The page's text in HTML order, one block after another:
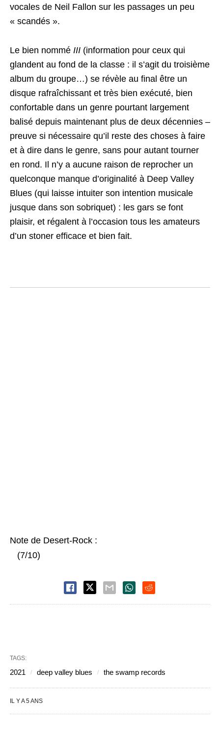
vocales de Neil Fallon sur les passages un peu
« scandés ».
Le bien nommé III (information pour ceux qui
glandent au fond de la classe : il s’agit du troisième
album du groupe…) se révèle au final être un
disque rafraîchissant et très bien exécuté, bien
confortable dans un genre pourtant largement
balisé depuis maintenant plus de deux décennies –
preuve si nécessaire qu’il reste des choses à faire
et à dire dans le genre, sans pour autant tourner
en rond. Il n’y a aucune raison de reprocher un
quelconque manque d’originalité à Deep Valley
Blues (qui laisse intuiter son intention musicale
jusque dans son sobriquet) : les gars se font
plaisir, et régalent à l’occasion tous les amateurs
d’un stoner efficace et bien fait.
Note de Desert-Rock :
(7/10)
TAGS:
2021 deep valley blues the swamp records
IL Y A 5 ANS